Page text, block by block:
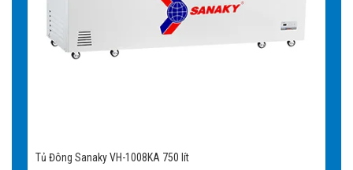
Tủ Đông Sanaky VH-1008KA 750 lít